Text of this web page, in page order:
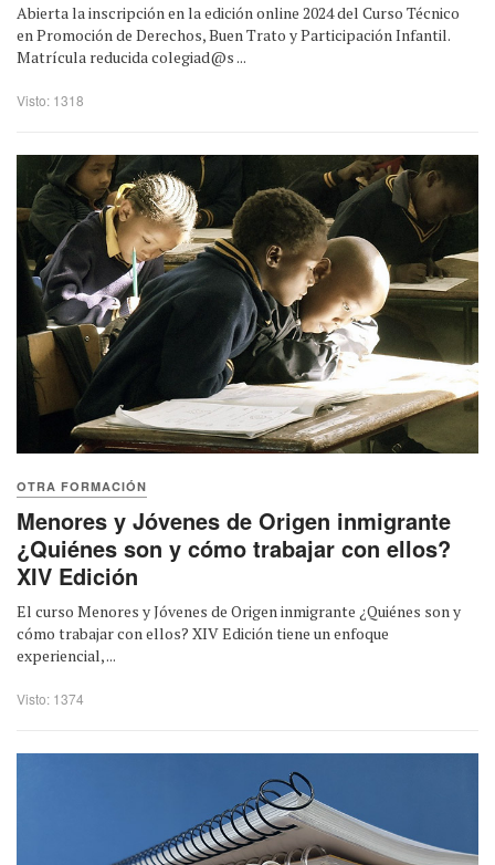
Abierta la inscripción en la edición online 2024 del Curso Técnico
en Promoción de Derechos, Buen Trato y Participación Infantil.
Matrícula reducida colegiad@s ...
Visto: 1318
OTRA FORMACIÓN
Menores y Jóvenes de Origen inmigrante
¿Quiénes son y cómo trabajar con ellos?
XIV Edición
El curso Menores y Jóvenes de Origen inmigrante ¿Quiénes son y
cómo trabajar con ellos? XIV Edición tiene un enfoque
experiencial, ...
Visto: 1374